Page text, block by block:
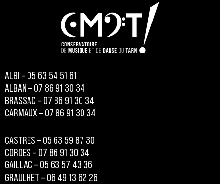
ALBI – 05 63 54 51 61
ALBAN – 07 86 91 30 34
BRASSAC – 07 86 91 30 34
CARMAUX – 07 86 91 30 34
CASTRES – 05 63 59 87 30
CORDES – 07 86 91 30 34
GAILLAC – 05 63 57 43 36
GRAULHET – 06 49 13 62 26